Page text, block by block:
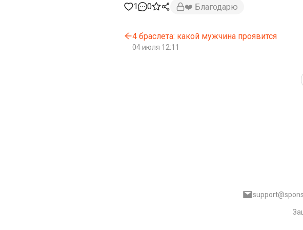
1 0 ❤️ Благодарю
4 браслета: какой мужчина проявится
04 июля 12:11